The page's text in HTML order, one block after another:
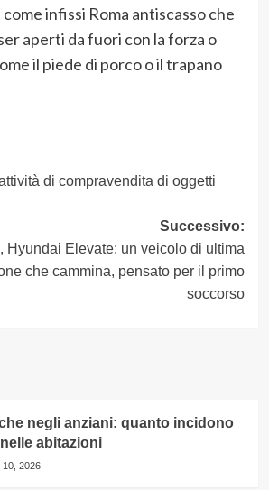
infissi Roma antiscasso che
aperti da fuori con la forza o
il piede di porco o il trapano
di compravendita di oggetti
Successivo:
Hyundai Elevate: un veicolo di ultima
che cammina, pensato per il primo
soccorso
negli anziani: quanto incidono
abitazioni
10, 2026